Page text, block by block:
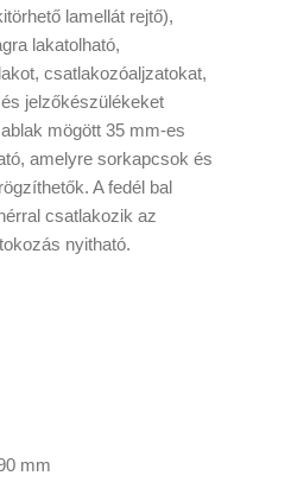
lamellát rejtő),
lakatolható,
csatlakozóaljzatokat,
jelzőkészülékeket
mögött 35 mm-es
amelyre sorkapcsok és
A fedél bal
csatlakozik az
nyitható.
mm